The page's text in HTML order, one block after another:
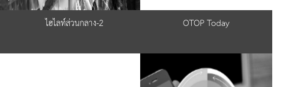
ไฮไลท์ส่วนกลาง-2 OTOP Today